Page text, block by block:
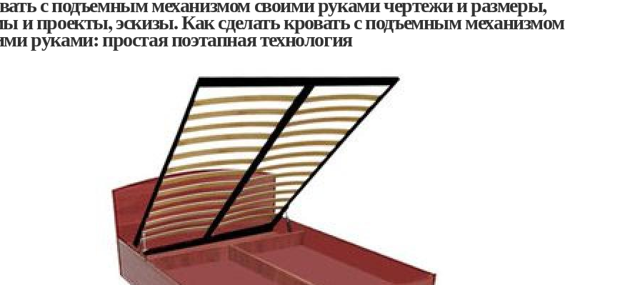
и проекты, эскизы. Как сделать кровать с подъемным механизмом
руками: простая поэтапная технология